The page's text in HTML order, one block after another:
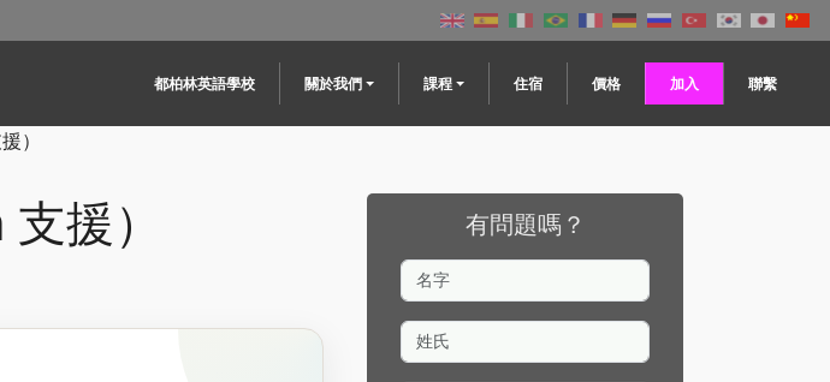
Main navigation
都柏林英語學校 關於我們 課程 住宿 價格 加入 聯繫
）
援） 有問題嗎？
名字
姓氏